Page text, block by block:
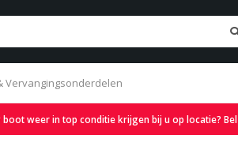
Vervangingsonderdelen
boot weer in top conditie krijgen bij u op locatie?